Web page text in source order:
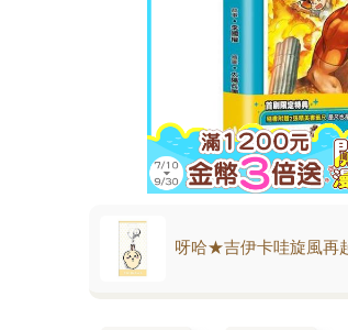
呀哈★吉伊卡哇旋風再